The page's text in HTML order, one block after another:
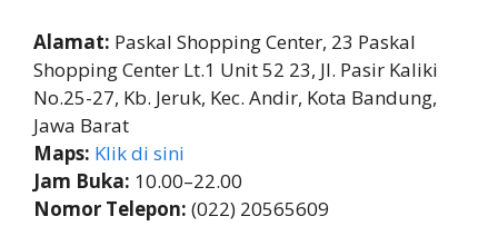
Alamat: Paskal Shopping Center, 23 Paskal
Shopping Center Lt.1 Unit 52 23, Jl. Pasir Kaliki
No.25-27, Kb. Jeruk, Kec. Andir, Kota Bandung,
Jawa Barat
Maps: Klik di sini
Jam Buka: 10.00–22.00
Nomor Telepon: (022) 20565609